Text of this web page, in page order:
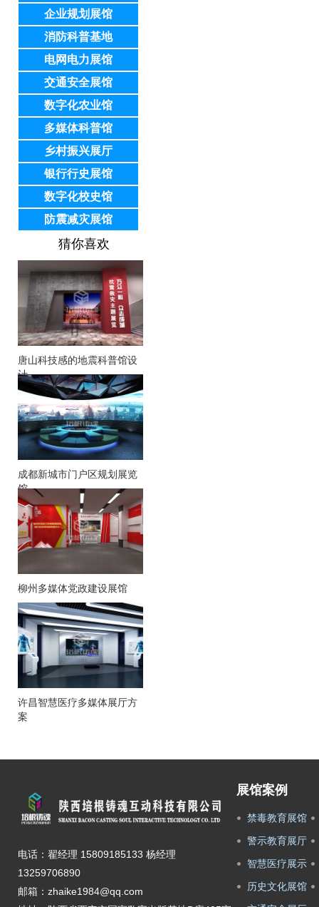
企业规划展馆
消防科普基地
电网电力展馆
交通安全展馆
数字化农业馆
多媒体科普馆
乡村振兴展厅
银行行史展馆
数字化校史馆
防震减灾展馆
猜你喜欢
唐山科技感的地震科普馆设
计
成都新城市门户区规划展览
馆
柳州多媒体党政建设展馆
许昌智慧医疗多媒体展厅方
案
电话：翟经理 15809185133 杨经理
13259706890
邮箱：zhaike1984@qq.com
展馆案例
禁毒教育展馆
警示教育展厅
智慧医疗展示
历史文化展馆